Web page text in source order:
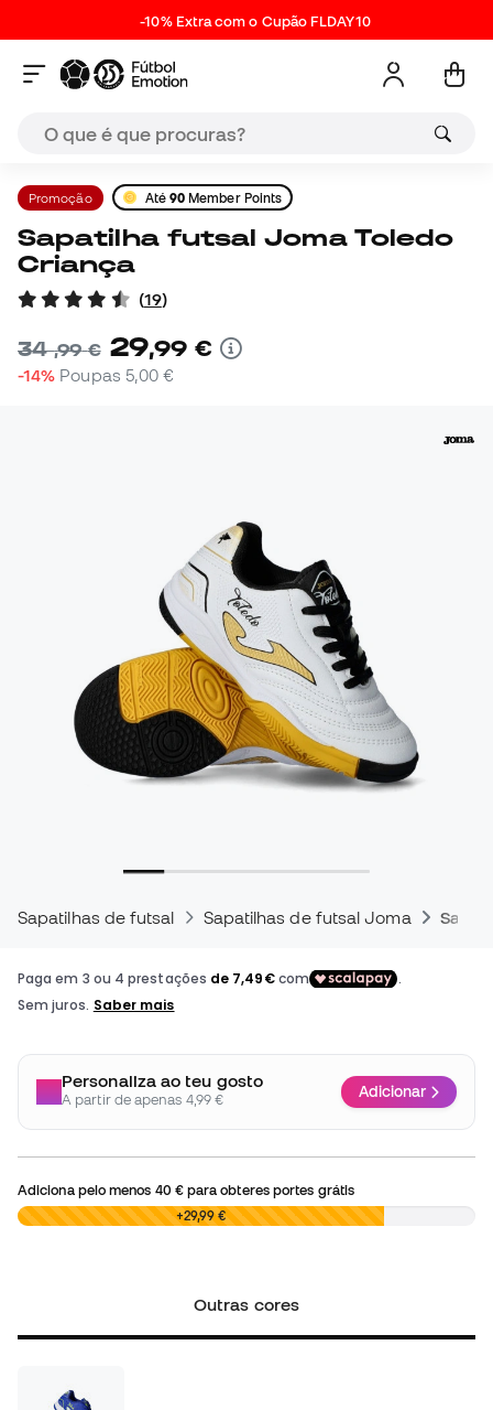
-10% Extra com o Cupão FLDAY10
Promoção Até 90 Member Points
Sapatilha futsal Joma Toledo
Criança
(19)
34,99 € 29,99 €
-14% Poupas 5,00 €
Sapatilhas de futsal Sapatilhas de futsal Joma
Personaliza ao teu gosto
A partir de apenas 4,99 € Adicionar
Adiciona pelo menos 40 €para obteres portes grátis
0,00 € +29,99 €
Outras cores